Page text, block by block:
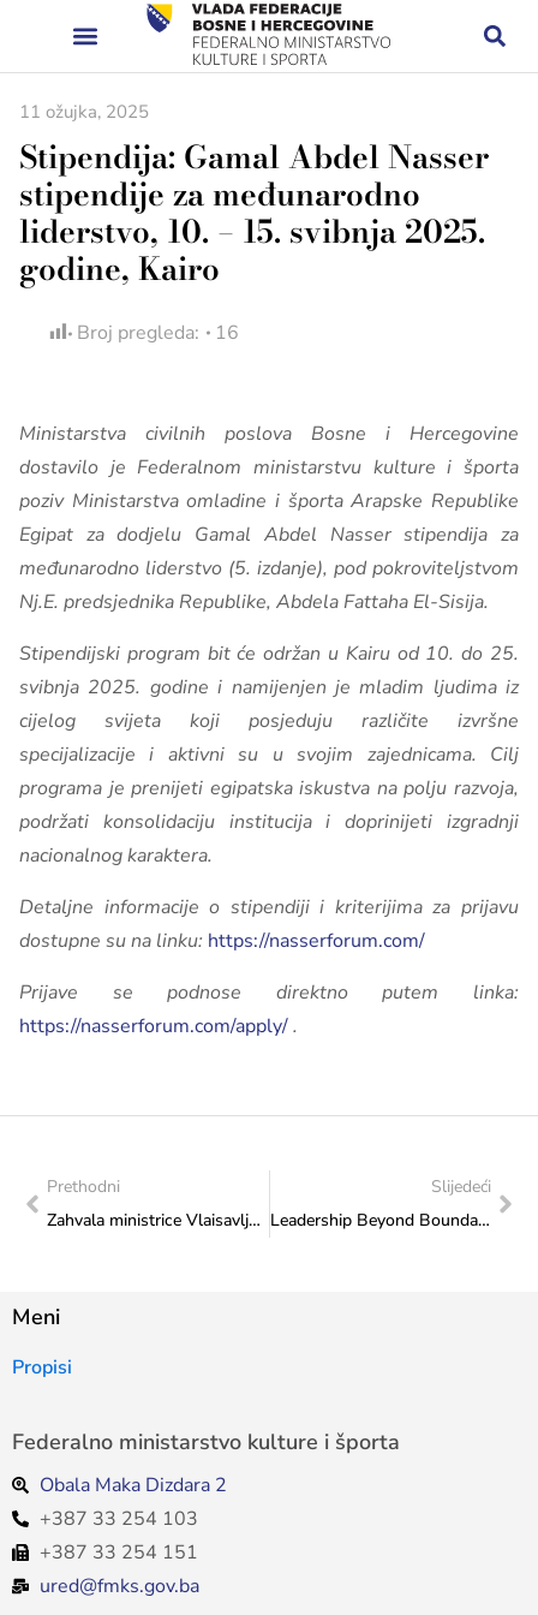
11 ožujka, 2025
Stipendija: Gamal Abdel Nasser
stipendije za međunarodno
liderstvo, 10. – 15. svibnja 2025.
godine, Kairo
Broj pregleda: 16
Ministarstva civilnih poslova Bosne i Hercegovine
dostavilo je Federalnom ministarstvu kulture i športa
poziv Ministarstva omladine i športa Arapske Republike
Egipat za dodjelu Gamal Abdel Nasser stipendija za
međunarodno liderstvo (5. izdanje), pod pokroviteljstvom
Nj.E. predsjednika Republike, Abdela Fattaha El-Sisija.
Stipendijski program bit će održan u Kairu od 10. do 25.
svibnja 2025. godine i namijenjen je mladim ljudima iz
cijelog svijeta koji posjeduju različite izvršne
specijalizacije i aktivni su u svojim zajednicama. Cilj
programa je prenijeti egipatska iskustva na polju razvoja,
podržati konsolidaciju institucija i doprinijeti izgradnji
nacionalnog karaktera.
Detaljne informacije o stipendiji i kriterijima za prijavu
dostupne su na linku: https://nasserforum.com/
Prijave se podnose direktno putem linka:
https://nasserforum.com/apply/.
Prethodni
Zahvala ministrice Vlaisavljević Udruženju za umjetnost i kulturu Bea
Slijedeći
Leadership Beyond Boundaries: Poziv za sudjelovanje na 5. ljetnoj akademiji „Liderstvo izvan granica“
Meni
Propisi
Federalno ministarstvo kulture i športa
Obala Maka Dizdara 2
+387 33 254 103
+387 33 254 151
ured@fmks.gov.ba